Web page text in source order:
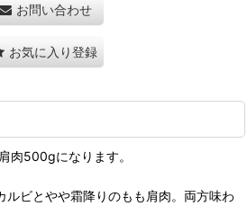
お問い合わせ
お気に入り登録
肉500gになります。
ルビとやや霜降りのもも肩肉。両方味わ